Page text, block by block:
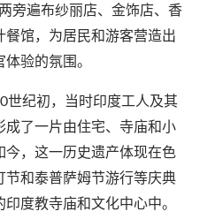
旁遍布纱丽店、金饰店、香
馆，为居民和游客营造出
验的氛围。
世纪初，当时印度工人及其
成了一片由住宅、寺庙和小
今，这一历史遗产体现在色
节和泰普萨姆节游行等庆典
度教寺庙和文化中心中。